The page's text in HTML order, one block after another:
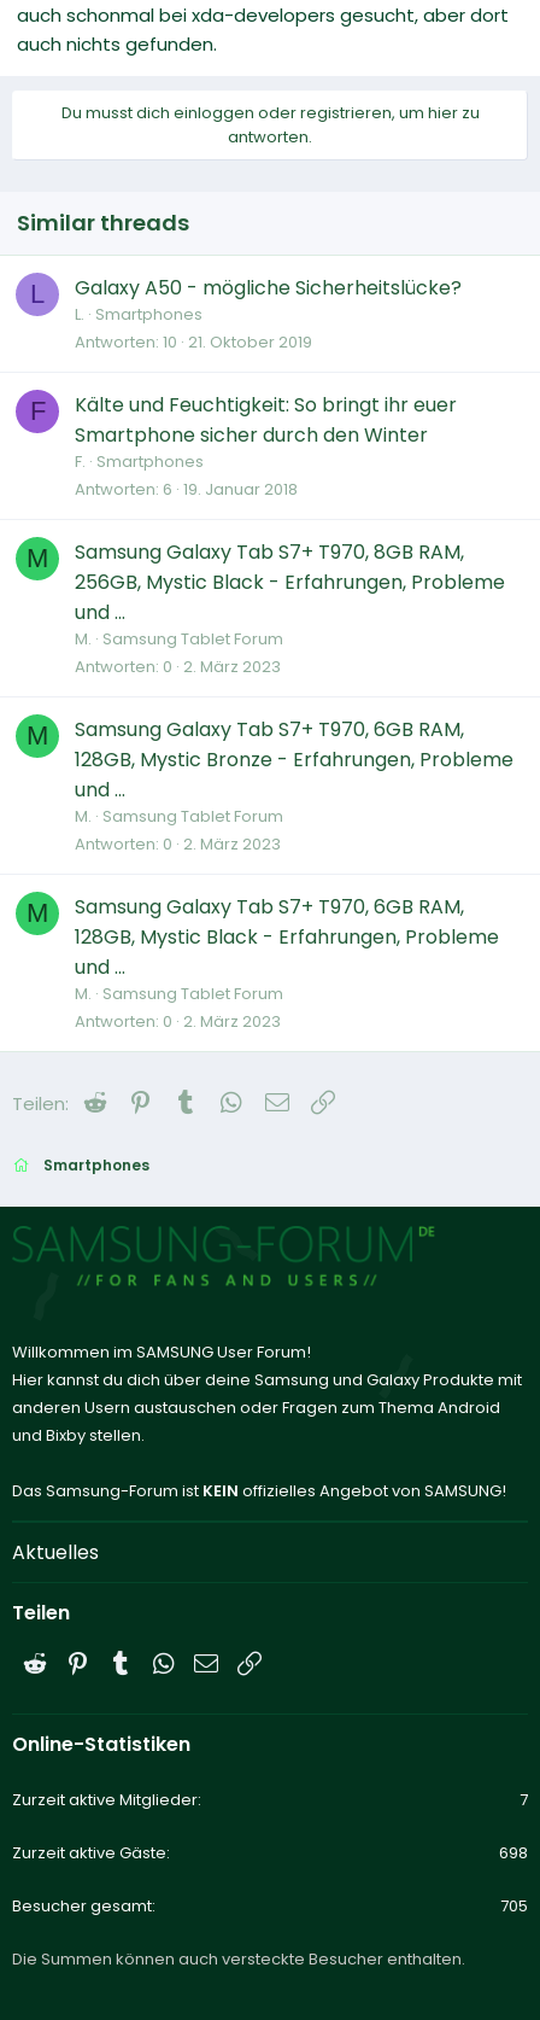
auch schonmal bei xda-developers gesucht, aber dort
auch nichts gefunden.
Du musst dich einloggen oder registrieren, um hier zu
antworten.
Similar threads
L Galaxy A50 - mögliche Sicherheitslücke?
L. Smartphones
Antworten 10 21. Oktober 2019
F
Kälte und Feuchtigkeit: So bringt ihr euer
Smartphone sicher durch den Winter
F. Smartphones
Antworten 6 19. Januar 2018
M
Samsung Galaxy Tab S7+ T970, 8GB RAM,
256GB, Mystic Black - Erfahrungen, Probleme
und ...
M. Samsung Tablet Forum
Antworten 0 2. März 2023
M
Samsung Galaxy Tab S7+ T970, 6GB RAM,
128GB, Mystic Bronze - Erfahrungen, Probleme
und ...
M. Samsung Tablet Forum
Antworten 0 2. März 2023
M
Samsung Galaxy Tab S7+ T970, 6GB RAM,
128GB, Mystic Black - Erfahrungen, Probleme
und ...
M. Samsung Tablet Forum
Antworten 0 2. März 2023
Teilen: Reddit Pinterest
Tumblr WhatsApp
E-Mail
Smartphones
Willkommen im SAMSUNG User Forum!
Hier kannst du dich über deine Samsung und Galaxy Produkte mit
anderen Usern austauschen oder Fragen zum Thema Android
und Bixby stellen.
Das Samsung-Forum ist KEIN offizielles Angebot von SAMSUNG!
Aktuelles
Teilen
Reddit PinterestTumblrWhatsApp
E-Mail
Online-Statistiken
Zurzeit aktive Mitglieder 7
Zurzeit aktive Gäste 698
Besucher gesamt 705
Die Summen können auch versteckte Besucher enthalten.